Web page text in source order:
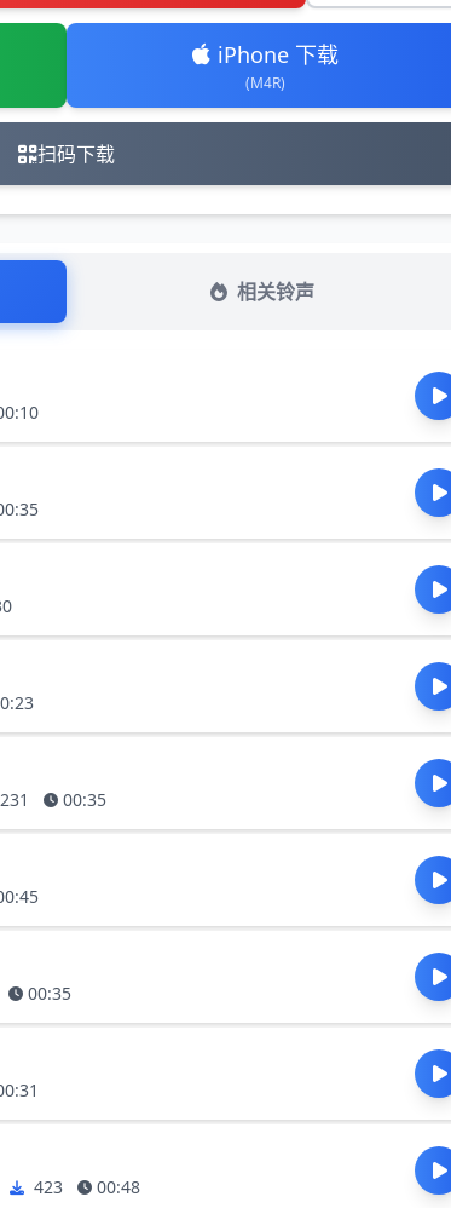
iPhone 下载
(M4R)
扫码下载
相关铃声
231 00:35
00:35
423 00:48